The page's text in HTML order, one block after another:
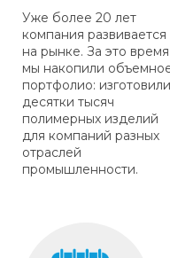
Уже более 20 лет
компания развивается
на рынке. За это время
мы накопили
портфолио: изготовили
десятки тысяч
полимерных изделий
для компаний разных
отраслей
промышленности.